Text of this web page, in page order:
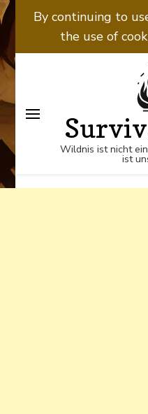
Wildnis ist nicht
besuchen, sie ist
By continuing to
the use of
Wildnis ist nicht
ist